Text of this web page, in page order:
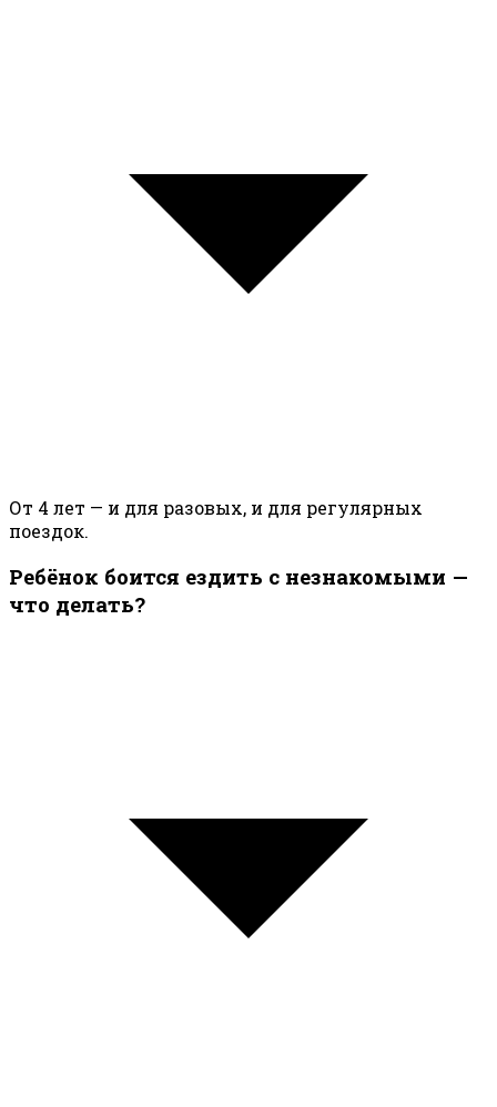
От 4 лет — и для разовых, и для регулярных
поездок.
Ребёнок боится ездить с незнакомыми —
что делать?